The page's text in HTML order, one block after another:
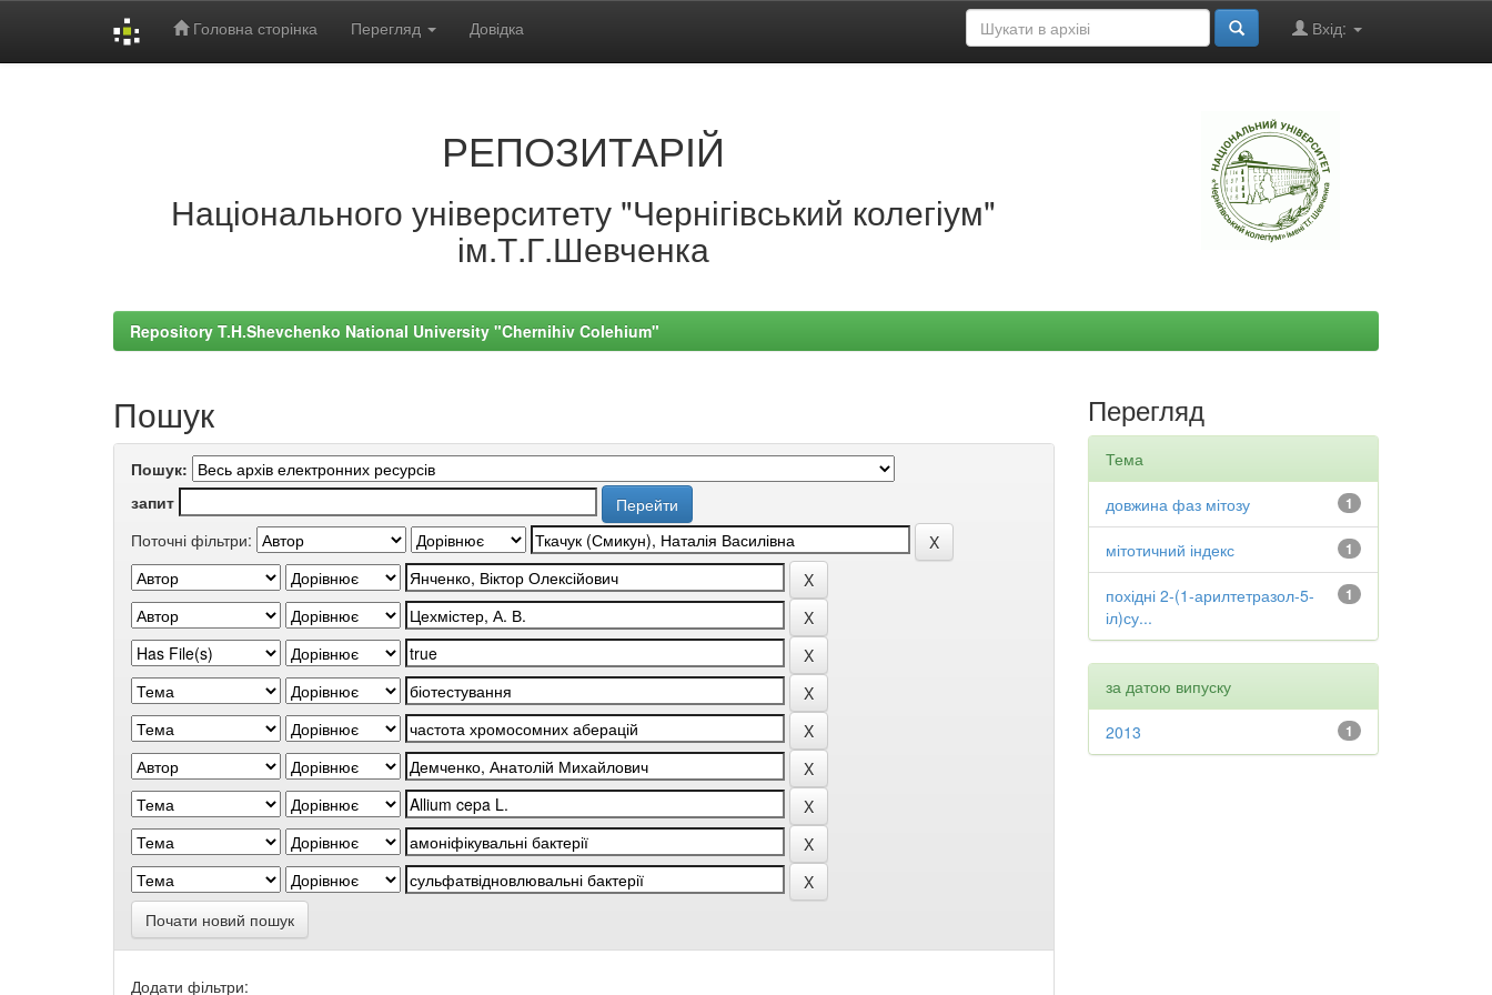
Головна сторінка Перегляд Довідка Вхід:
РЕПОЗИТАРІЙ
Національного університету "Чернігівський колегіум"
ім.Т.Г.Шевченка
Repository T.H.Shevchenko National University "Chernihiv Colehium"
Пошук
Пошук:
запит
Поточні фільтри:
Почати новий пошук
Додати фільтри:
Перегляд
Тема
1
довжина фаз мітозу
1
мітотичний індекс
1
похідні 2-(1-арилтетразол-5-
іл)су...
за датою випуску
1
2013